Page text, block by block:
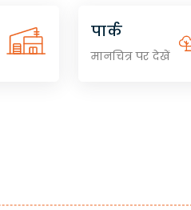
पार्क
मानचित्र पर देखें